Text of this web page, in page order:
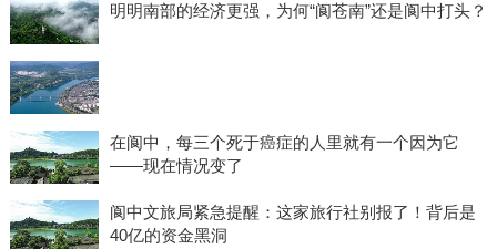
明明南部的经济更强，为何“阆苍南”还是阆中打头？
在阆中，每三个死于癌症的人里就有一个因为它
——现在情况变了
阆中文旅局紧急提醒：这家旅行社别报了！背后是
40亿的资金黑洞